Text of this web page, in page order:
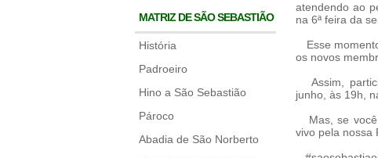
MATRIZ DE SÃO SEBASTIÃO
História
Padroeiro
Hino a São Sebastião
Pároco
Abadia de São Norberto
atendendo ao
na 6ª feira da
Esse
os novos
Assim,
junho, às 19h,
Mas, se você
vivo pela nossa